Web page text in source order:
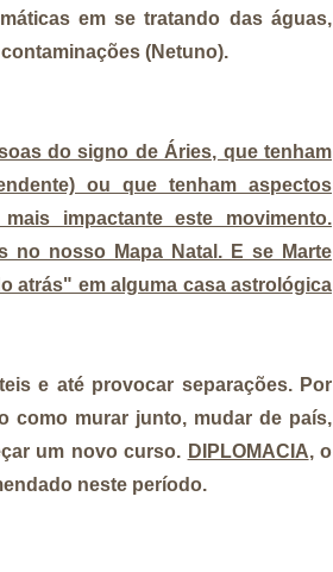
em se tratando das águas,
(Netuno).
do signo de Áries, que tenham
ou que tenham aspectos
impactante este movimento.
no nosso Mapa Natal. E se Marte
atrás" em alguma casa astrológica
e até provocar separações. Por
como murar junto, mudar de país,
um novo curso. DIPLOMACIA, o
neste período.